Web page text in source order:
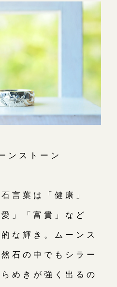
ンストーン
言葉は「健康」
」「富貴」など
な輝き。ムーンス
石の中でもシラー
めきが強く出るの